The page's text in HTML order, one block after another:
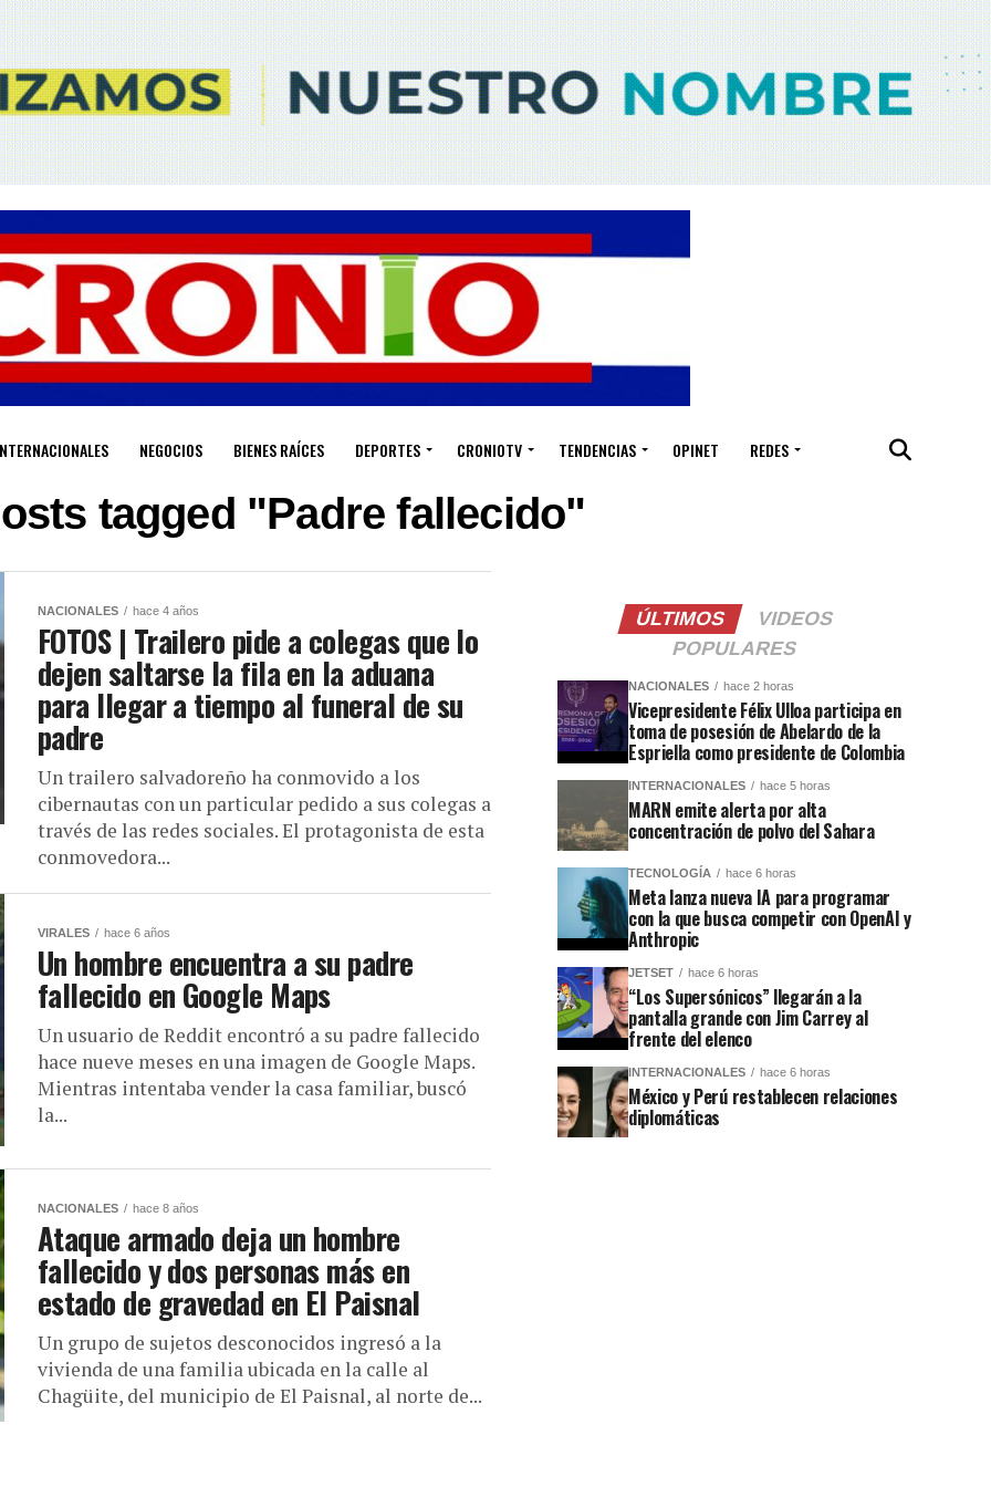
NEGOCIOS BIENES RAÍCES DEPORTES CRONIOTV TENDENCIAS OPINET REDES
tagged "Padre fallecido"
NACIONALES hace 4 años
FOTOS | Trailero pide a colegas que lo
dejen saltarse la fila en la aduana
para llegar a tiempo al funeral de su
padre
Un trailero salvadoreño ha conmovido a los
cibernautas con un particular pedido a sus colegas a
través de las redes sociales. El protagonista de esta
conmovedora...
VIRALES hace 6 años
Un hombre encuentra a su padre
fallecido en Google Maps
Un usuario de Reddit encontró a su padre fallecido
hace nueve meses en una imagen de Google Maps.
Mientras intentaba vender la casa familiar, buscó
la...
NACIONALES hace 8 años
Ataque armado deja un hombre
fallecido y dos personas más en
estado de gravedad en El Paisnal
Un grupo de sujetos desconocidos ingresó a la
vivienda de una familia ubicada en la calle al
Chagüite, del municipio de El Paisnal, al norte de...
ÚLTIMOS
VIDEOS
POPULARES
NACIONALES hace 2 horas
Vicepresidente Félix Ulloa participa en
toma de posesión de Abelardo de la
Espriella como presidente de Colombia
INTERNACIONALES hace 5 horas
MARN emite alerta por alta
concentración de polvo del Sahara
TECNOLOGÍA hace 6 horas
Meta lanza nueva IA para programar
con la que busca competir con OpenAI y
Anthropic
JETSET hace 6 horas
“Los Supersónicos” llegarán a la
pantalla grande con Jim Carrey al
frente del elenco
INTERNACIONALES hace 6 horas
México y Perú restablecen relaciones
diplomáticas